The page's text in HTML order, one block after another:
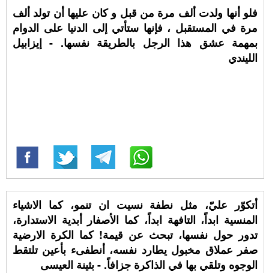
فلو أنها ولدت ألف مرة من قبل و كان عليها أن تولد ألف
مرة في المستقبل ، فإنها ستأتي إلى الدنيا على الدوام
بمهمة عشق هذا الرجل بالطريقة نفسها. - إيزابيل
الليندي
أتكوّر عليّ، مثل نطفة نسيت ان تنمو، كما الاشياء
المنسية ابداً، التافهة ابداً، كما الأصفار أبدية الاستدارة،
تدور حول نفسها، تبحث عن قيمة! كما الكرة الارضية
صفر عملاق مخبول يطارد نفسه، أنطفىء بأعين تلتقط
الوجوه وتلقي بها في الذاكرة جزافاً. - بثينة العيسى